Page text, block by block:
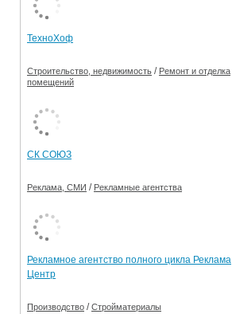
ТехноХоф
Строительство, недвижимость / Ремонт и отделка
помещений
СК СОЮЗ
Реклама, СМИ / Рекламные агентства
Рекламное агентство полного цикла Реклама
Центр
Производство /Стройматериалы